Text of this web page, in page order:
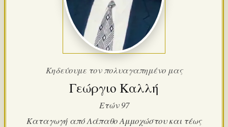
Κηδεύουμε τον πολυαγαπημένο μας
Γεώργιο Καλλή
Ετών 97
Καταγωγή από Λάπαθο Αμμοχώστου και τέως